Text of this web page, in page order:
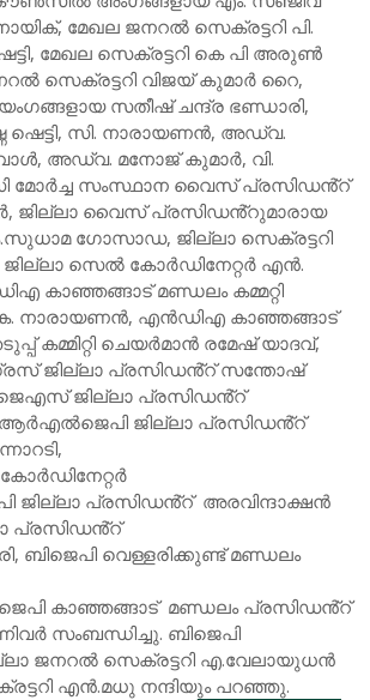
നായിക്, മേഖല ജനറൽ സെക്രട്ടറി പി.
മേഖല സെക്രട്ടറി കെ പി അരുൺ
സെക്രട്ടറി വിജയ് കുമാർ റൈ,
സതീഷ് ചന്ദ്ര ഭണ്ഡാരി,
സി. നാരായണൻ, അഡ്വ.
അഡ്വ. മനോജ് കുമാർ, വി.
മോർച്ച സംസ്ഥാന വൈസ് പ്രസിഡൻ്റ്
ജില്ലാ വൈസ് പ്രസിഡൻ്റുമാരായ
ഗോസാഡ, ജില്ലാ സെക്രട്ടറി
സെൽ കോർഡിനേറ്റർ എൻ.
കാഞ്ഞങ്ങാട് മണ്ഡലം കമ്മറ്റി
നാരായണൻ, എൻഡിഎ കാഞ്ഞങ്ങാട്
കമ്മിറ്റി ചെയർമാൻ രമേഷ് യാദവ്,
ജില്ലാ പ്രസിഡൻ്റ് സന്തോഷ്
ജില്ലാ പ്രസിഡൻ്റ്
ആർഎൽജെപി ജില്ലാ പ്രസിഡൻ്റ്
ജില്ലാ പ്രസിഡൻ്റ് അരവിന്ദാക്ഷൻ
പ്രസിഡൻ്റ്
ബിജെപി വെള്ളരിക്കുണ്ട് മണ്ഡലം
കാഞ്ഞങ്ങാട് മണ്ഡലം പ്രസിഡൻ്റ്
സംബന്ധിച്ചു. ബിജെപി
ജനറൽ സെക്രട്ടറി എ.വേലായുധൻ
എൻ.മധു നന്ദിയും പറഞ്ഞു.